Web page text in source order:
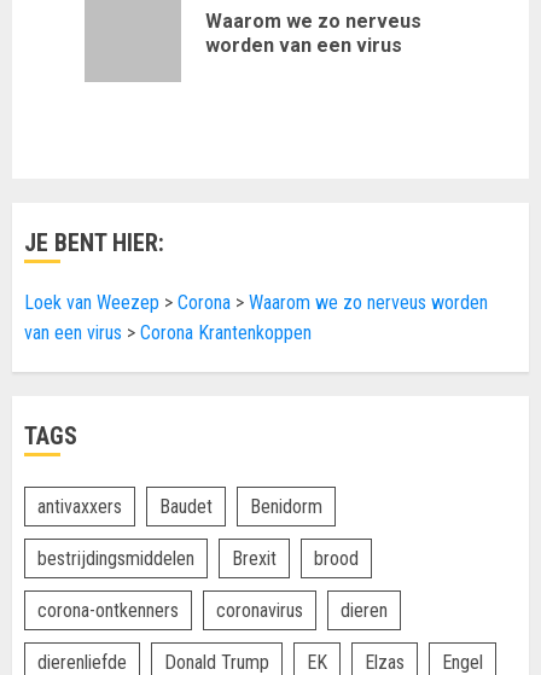
Waarom we zo nerveus
worden van een virus
JE BENT HIER:
Loek van Weezep > Corona > Waarom we zo nerveus worden
van een virus > Corona Krantenkoppen
TAGS
antivaxxers Baudet Benidorm
bestrijdingsmiddelen Brexit brood
corona-ontkenners coronavirus dieren
dierenliefde Donald Trump EK Elzas Engel